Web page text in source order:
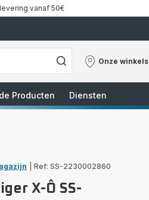
vanaf 50€
Onze winkels
Onze
Producten
Diensten
Ref: SS-2230002860
X-Ô SS-